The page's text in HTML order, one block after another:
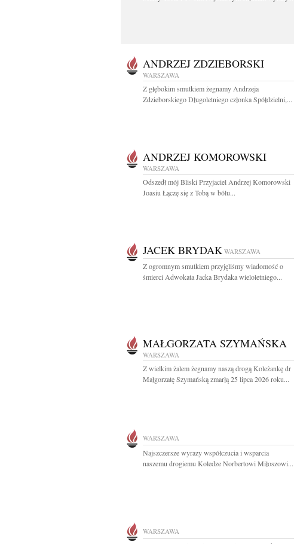
ANDRZEJ ZDZIEBORSKI
WARSZAWA
Z głębokim smutkiem żegnamy Andrzeja
Zdzieborskiego Długoletniego członka Spółdzielni,...
ANDRZEJ KOMOROWSKI
WARSZAWA
Odszedł mój Bliski Przyjaciel Andrzej Komorowski
Joasiu Łączę się z Tobą w bólu...
JACEK BRYDAK WARSZAWA
Z ogromnym smutkiem przyjęliśmy wiadomość o
śmierci Adwokata Jacka Brydaka wieloletniego...
MAŁGORZATA SZYMAŃSKA
WARSZAWA
Z wielkim żalem żegnamy naszą drogą Koleżankę dr
Małgorzatę Szymańską zmarłą 25 lipca 2026 roku...
WARSZAWA
Najszczersze wyrazy współczucia i wsparcia
naszemu drogiemu Koledze Norbertowi Miłoszowi...
WARSZAWA